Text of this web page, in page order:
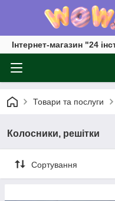
Інтернет-магазин "24
Товари та послуги
Колосники, решітки
Сортування